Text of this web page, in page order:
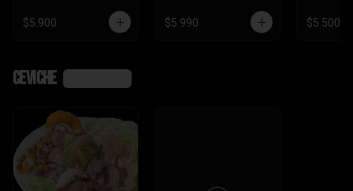
$5.900 $5.990 $5.500
Ceviche